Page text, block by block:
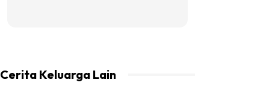
Cerita Keluarga Lain